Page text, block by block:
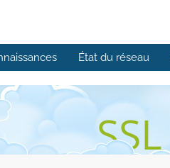
État du réseau
SSL